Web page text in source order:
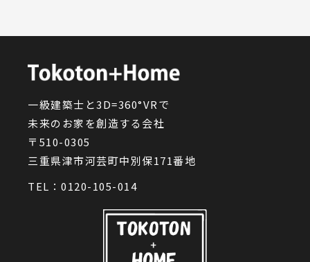
一級建築士と3D=360°VRで
未来のお家を創造する会社
〒510-0305
三重県津市河芸町中別保171番地
TEL： 0120-105-014